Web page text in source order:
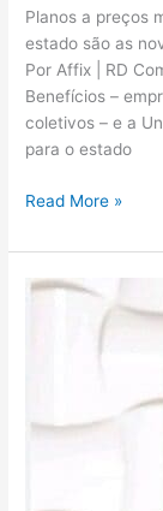
Planos a preços
estado são as
Por Affix | RD
Benefícios –
coletivos – e a
para o estado
Read More »
Seguros
R＄7